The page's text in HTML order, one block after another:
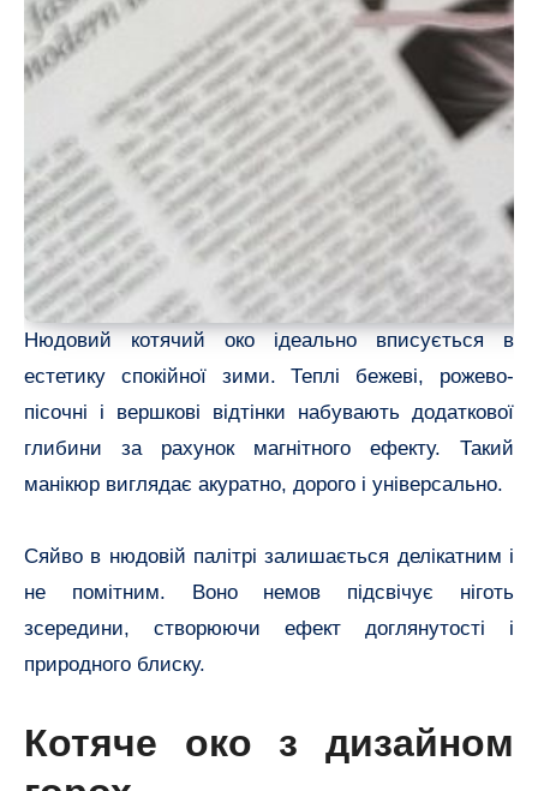
Нюдовий котячий око ідеально вписується в
естетику спокійної зими. Теплі бежеві, рожево-
пісочні і вершкові відтінки набувають додаткової
глибини за рахунок магнітного ефекту. Такий
манікюр виглядає акуратно, дорого і універсально.
Сяйво в нюдовій палітрі залишається делікатним і
не помітним. Воно немов підсвічує ніготь
зсередини, створюючи ефект доглянутості і
природного блиску.
Котяче око з дизайном